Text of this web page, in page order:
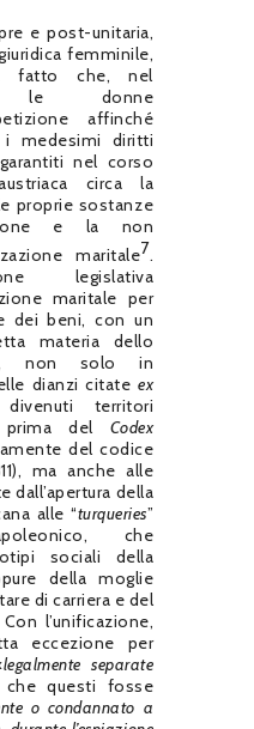
e post-unitaria,
femminile,
fatto che, nel
le donne
affinché
i medesimi diritti
nel corso
circa la
proprie sostanze
e la non
maritale7.
legislativa
maritale per
dei beni, con un
materia dello
non solo in
dianzi citate ex
divenuti territori
prima del Codex
del codice
ma anche alle
dall’apertura della
alle “turqueries”
che
sociali della
della moglie
di carriera e del
l’unificazione,
eccezione per
legalmente separate
che questi fosse
o condannato a